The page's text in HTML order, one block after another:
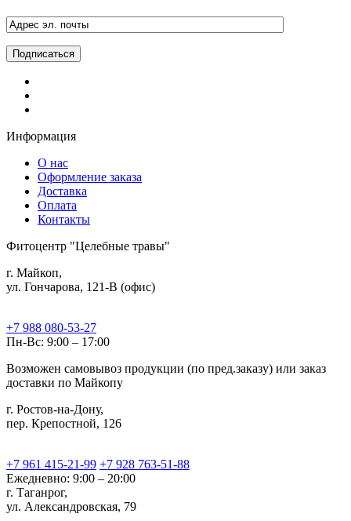
Информация
О нас
Оформление заказа
Доставка
Оплата
Контакты
Фитоцентр "Целебные травы"
г. Майкоп,
ул. Гончарова, 121-В (офис)
+7 988 080-53-27
Пн-Вс: 9:00 – 17:00
Возможен самовывоз продукции (по пред.заказу) или заказ
доставки по Майкопу
г. Ростов-на-Дону,
пер. Крепостной, 126
+7 961 415-21-99 +7 928 763-51-88
Ежедневно: 9:00 – 20:00
г. Таганрог,
ул. Александровская, 79